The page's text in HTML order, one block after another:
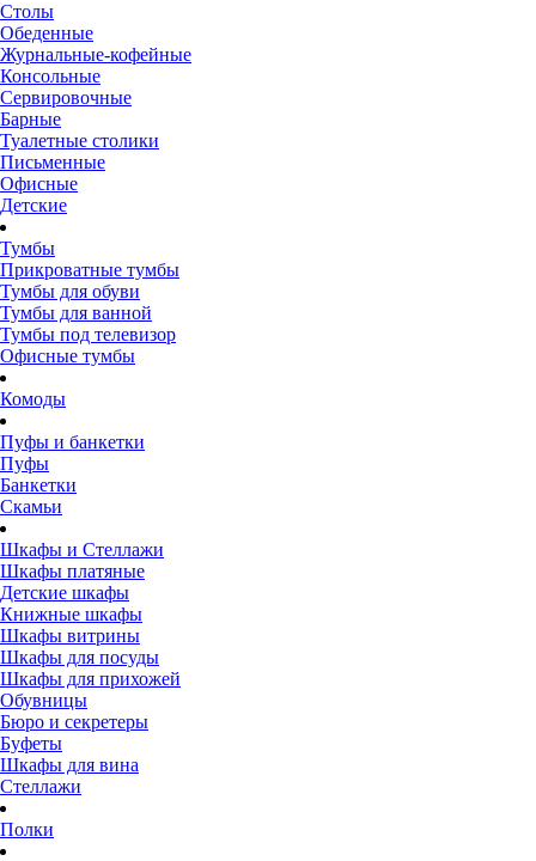
Столы
Обеденные
Журнальные-кофейные
Консольные
Сервировочные
Барные
Туалетные столики
Письменные
Офисные
Детские
Тумбы
Прикроватные тумбы
Тумбы для обуви
Тумбы для ванной
Тумбы под телевизор
Офисные тумбы
Комоды
Пуфы и банкетки
Пуфы
Банкетки
Скамьи
Шкафы и Стеллажи
Шкафы платяные
Детские шкафы
Книжные шкафы
Шкафы витрины
Шкафы для посуды
Шкафы для прихожей
Обувницы
Бюро и секретеры
Буфеты
Шкафы для вина
Стеллажи
Полки